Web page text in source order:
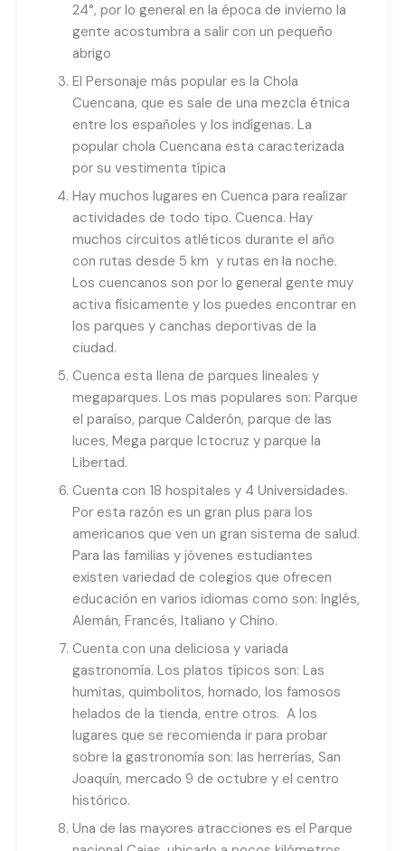
24°, por lo general en la época de invierno la
gente acostumbra a salir con un pequeño
abrigo
El Personaje más popular es la Chola
Cuencana, que es sale de una mezcla étnica
entre los españoles y los indígenas. La
popular chola Cuencana esta caracterizada
por su vestimenta típica
Hay muchos lugares en Cuenca para realizar
actividades de todo tipo. Cuenca. Hay
muchos circuitos atléticos durante el año
con rutas desde 5 km y rutas en la noche.
Los cuencanos son por lo general gente muy
activa físicamente y los puedes encontrar en
los parques y canchas deportivas de la
ciudad.
Cuenca esta llena de parques lineales y
megaparques. Los mas populares son: Parque
el paraíso, parque Calderón, parque de las
luces, Mega parque Ictocruz y parque la
Libertad.
Cuenta con 18 hospitales y 4 Universidades.
Por esta razón es un gran plus para los
americanos que ven un gran sistema de salud.
Para las familias y jóvenes estudiantes
existen variedad de colegios que ofrecen
educación en varios idiomas como son: Inglés,
Alemán, Francés, Italiano y Chino.
Cuenta con una deliciosa y variada
gastronomía. Los platos típicos son: Las
humitas, quimbolitos, hornado, los famosos
helados de la tienda, entre otros. A los
lugares que se recomienda ir para probar
sobre la gastronomía son: las herrerías, San
Joaquín, mercado 9 de octubre y el centro
histórico.
Una de las mayores atracciones es el Parque